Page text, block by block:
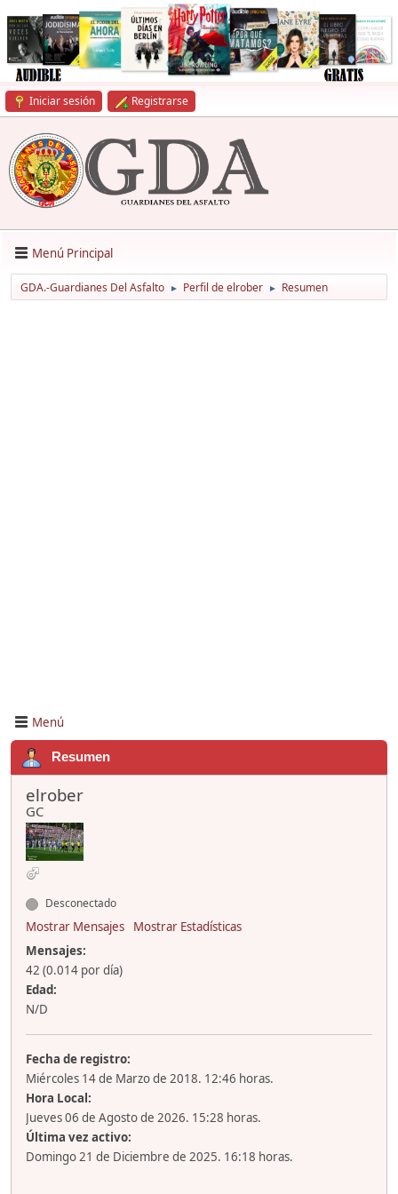
Iniciar sesión Registrarse
Menú Principal
GDA.-Guardianes Del Asfalto ► Perfil de elrober ► Resumen
Menú
Resumen
elrober
GC
Desconectado
Mostrar Mensajes
Mostrar Estadísticas
Mensajes:
42 (0.014 por día)
Edad:
N/D
Fecha de registro:
Miércoles 14 de Marzo de 2018. 12:46 horas.
Hora Local:
Jueves 06 de Agosto de 2026. 15:28 horas.
Última vez activo:
Domingo 21 de Diciembre de 2025. 16:18 horas.